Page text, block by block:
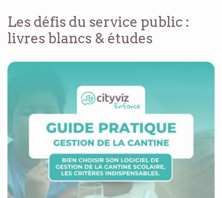
Les défis du service public :
livres blancs & études